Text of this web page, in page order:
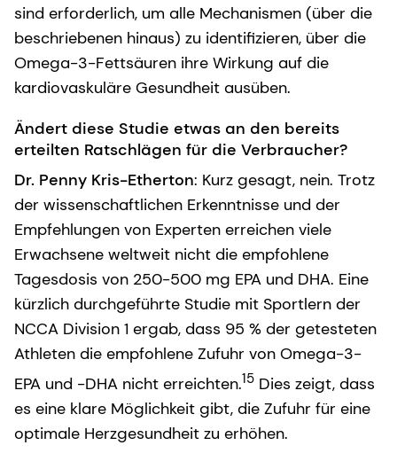
sind erforderlich, um alle Mechanismen (über die
beschriebenen hinaus) zu identifizieren, über die
Omega-3-Fettsäuren ihre Wirkung auf die
kardiovaskuläre Gesundheit ausüben.
Ändert diese Studie etwas an den bereits
erteilten Ratschlägen für die Verbraucher?
Dr. Penny Kris-Etherton: Kurz gesagt, nein. Trotz
der wissenschaftlichen Erkenntnisse und der
Empfehlungen von Experten erreichen viele
Erwachsene weltweit nicht die empfohlene
Tagesdosis von 250-500 mg EPA und DHA. Eine
kürzlich durchgeführte Studie mit Sportlern der
NCCA Division 1 ergab, dass 95 % der getesteten
Athleten die empfohlene Zufuhr von Omega-3-
EPA und -DHA nicht erreichten.15 Dies zeigt, dass
es eine klare Möglichkeit gibt, die Zufuhr für eine
optimale Herzgesundheit zu erhöhen.